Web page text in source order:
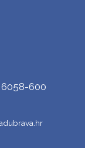
6058-600